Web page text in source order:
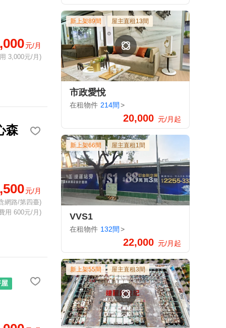
元/月
3,000元/月)
森
元/月
網路/第四臺)
用 600元/月)
新上架89間 屋主直租13間
市政愛悅
在租物件 214間 >
20,000 元/月起
新上架66間 屋主直租1間
VVS1
在租物件 132間 >
22,000 元/月起
新上架55間 屋主直租3間